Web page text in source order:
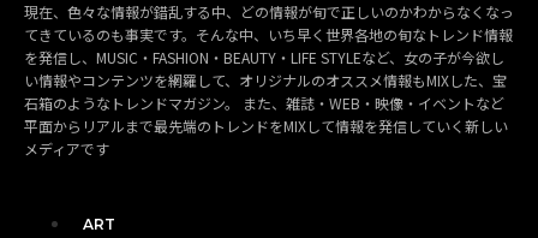
現在、色々な情報が錯乱する中、どの情報が旬で正しいのかわからなくなっ
てきているのも事実です。そんな中、いち早く世界各地の旬なトレンド情報
を発信し、MUSIC・FASHION・BEAUTY・LIFE STYLEなど、女の子が今欲し
い情報やコンテンツを網羅して、オリジナルのオススメ情報もMIXした、宝
石箱のようなトレンドマガジン。 また、雑誌・WEB・映像・イベントなど
平面からリアルまで最先端のトレンドをMIXして情報を発信していく新しい
メディアです
ART